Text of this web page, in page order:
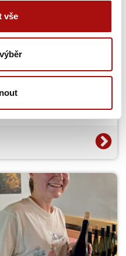
vše
ruchu
(UN Tourism) otevřela
Tourism Innovation